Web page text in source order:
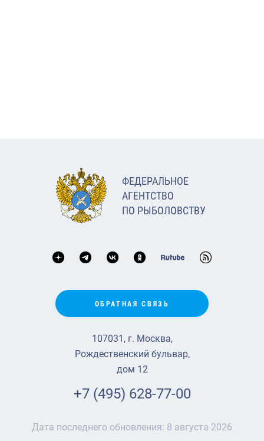
ФЕДЕРАЛЬНОЕ
АГЕНТСТВО
ПО РЫБОЛОВСТВУ
ОБРАТНАЯ СВЯЗЬ
107031, г. Москва,
Рождественский бульвар,
дом 12
+7 (495) 628-77-00
Дата последнего обновления: 8 августа 2026